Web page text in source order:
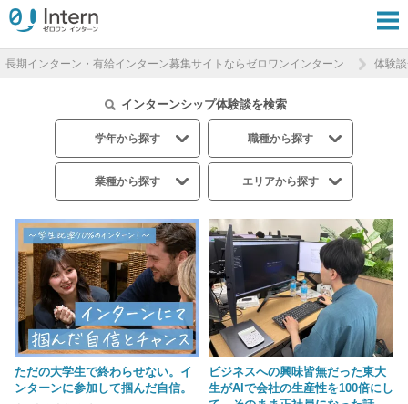
長期インターン・有給インターン募集サイトならゼロワンインターン 体験
インターンシップ体験談を検索
学年から探す 職種から探す
業種から探す エリアから探す
ただの大学生で終わらせない。イ
ンターンに参加して掴んだ自信。
ビジネスへの興味皆無だった東大
生がAIで会社の生産性を100倍にし